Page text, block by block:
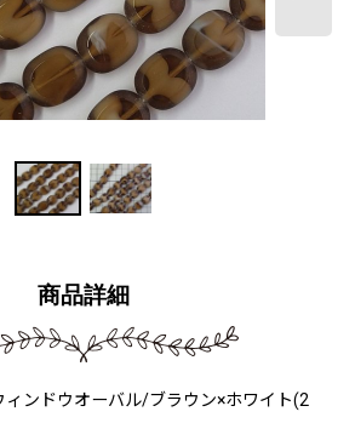
商品詳細
ンドウオーバル/ブラウン×ホワイト(2